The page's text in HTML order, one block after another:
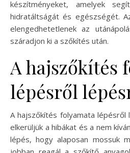
készítményeket, amelyek
hidratáltságát és egészségét.
elengedhetetlenek az
száradjon ki a szőkítés után.
A hajszőkítés
lépésről
A hajszőkítés folyamata
elkerüljük a hibákat és a nem
lépés, hogy alaposan mossuk